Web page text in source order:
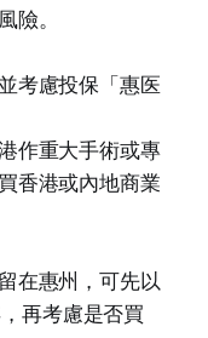
險。
考慮投保「惠医
作重大手術或專
香港或內地商業
在惠州，可先以
再考慮是否買